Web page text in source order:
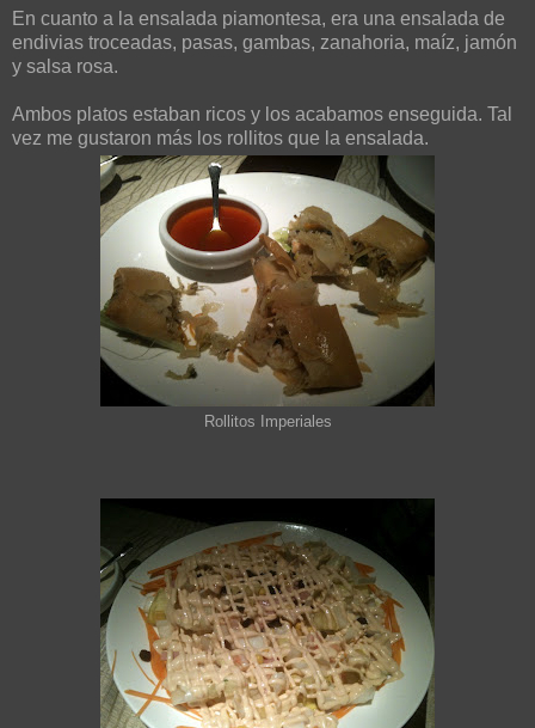
En cuanto a la ensalada piamontesa, era una ensalada de
endivias troceadas, pasas, gambas, zanahoria, maíz, jamón
y salsa rosa.
Ambos platos estaban ricos y los acabamos enseguida. Tal
vez me gustaron más los rollitos que la ensalada.
Rollitos Imperiales